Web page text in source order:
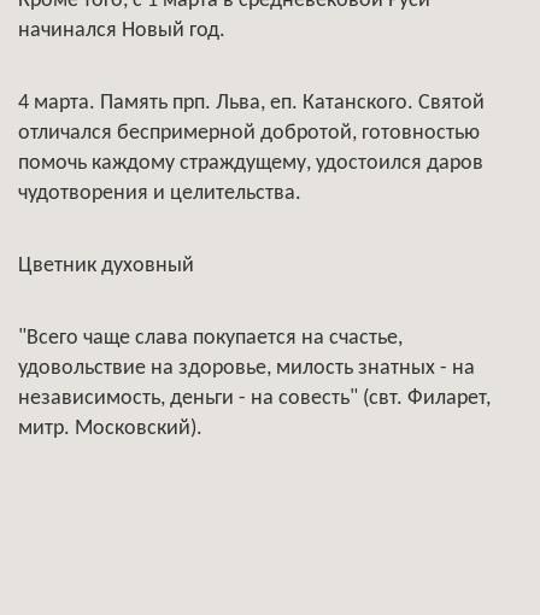
начинался Новый год.
4 марта. Память прп. Льва, еп. Катанского. Святой
отличался беспримерной добротой, готовностью
помочь каждому страждущему, удостоился даров
чудотворения и целительства.
Цветник духовный
"Всего чаще слава покупается на счастье,
удовольствие на здоровье, милость знатных - на
независимость, деньги - на совесть" (свт. Филарет,
митр. Московский).